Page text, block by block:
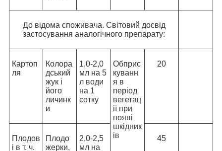
До відома споживача. Світовий досвід
застосування аналогічного препарату:
Картоп
ля
Колора
дський
жук і
його
личинк
и
1,0-2,0
мл на 5
л води
на 1
сотку
Обприс
куванн
я в
період
вегетац
ії при
появі
шкідник
ів
20
Плодов
і в т. ч.
Плодо
жерки,
2,0-2,5
мл на
45